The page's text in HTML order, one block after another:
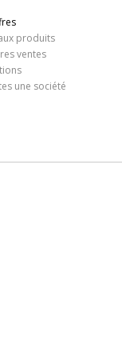
produits
ventes
une société